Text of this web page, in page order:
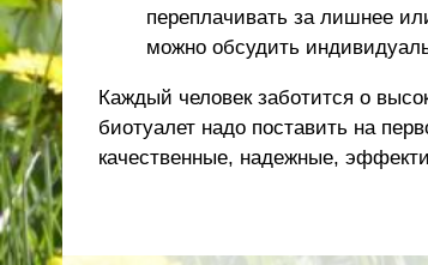
переплачивать за лишнее
можно обсудить
Каждый человек заботится о
биотуалет надо поставить на
качественные, надежные,